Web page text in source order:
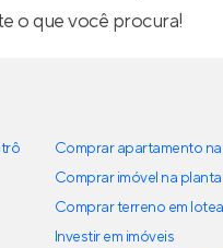
o que você procura!
Comprar apartamento
Comprar imóvel na planta
Comprar terreno em
Investir em imóveis